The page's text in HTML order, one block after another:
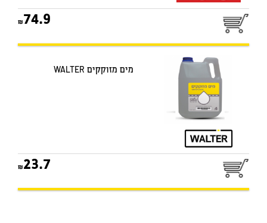
74.9
מים מזוקקים WALTER
23.7